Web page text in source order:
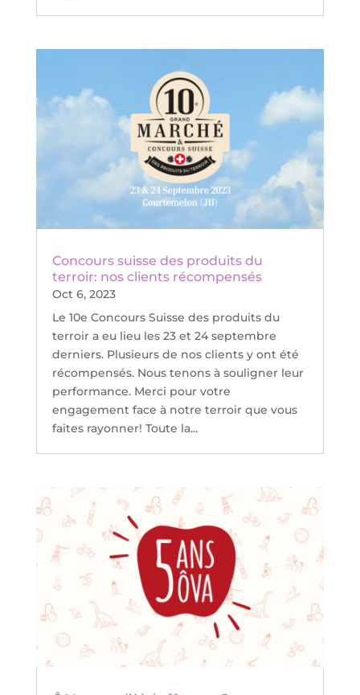
Concours suisse des produits du
terroir: nos clients récompensés
Oct 6, 2023
Le 10e Concours Suisse des produits du
terroir a eu lieu les 23 et 24 septembre
derniers. Plusieurs de nos clients y ont été
récompensés. Nous tenons à souligner leur
performance. Merci pour votre
engagement face à notre terroir que vous
faites rayonner! Toute la...